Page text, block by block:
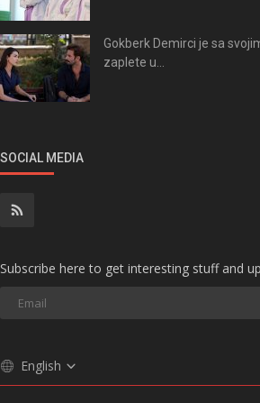
Gokberk Demirci je sa
zaplete u...
SOCIAL MEDIA
Subscribe here to get interesting stuff and
English